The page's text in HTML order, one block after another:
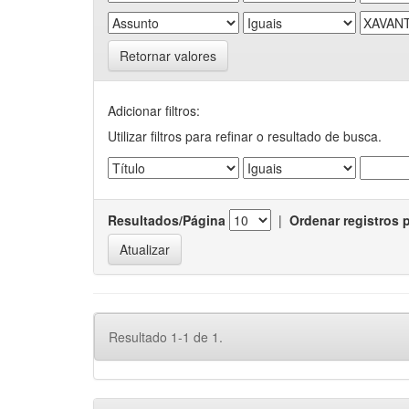
Retornar valores
Adicionar filtros:
Utilizar filtros para refinar o resultado de busca.
Resultados/Página | Ordenar registros
Resultado 1-1 de 1.